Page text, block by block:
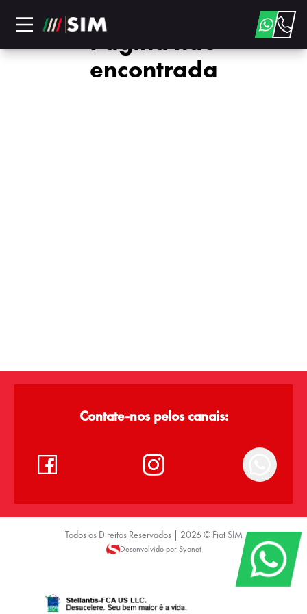
Página não
encontrada
Contate-nos pelos canais:
Todos os Direitos Reservados | 2026 © Fiat SIM
Desenvolvido por Syonet